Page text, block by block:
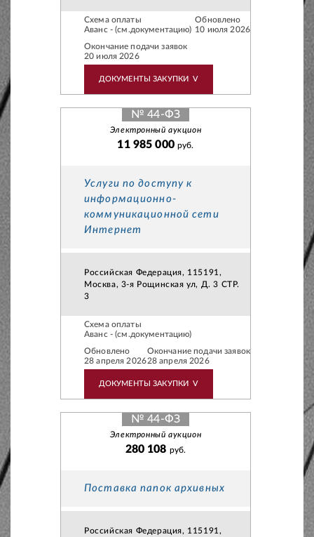
Схема оплаты
Аванс - (см.документацию)
Обновлено
10 июля 2026
Окончание подачи заявок
20 июля 2026
ДОКУМЕНТЫ ЗАКУПКИ V
№ 44-ФЗ
Электронный аукцион
11 985 000 руб.
Услуги по доступу к
информационно-
коммуникационной сети
Интернет
Российская Федерация, 115191,
Москва, 3-я Рощинская ул, Д. 3 СТР.
3
Схема оплаты
Аванс - (см.документацию)
Обновлено
28 апреля 2026
Окончание подачи заявок
28 апреля 2026
ДОКУМЕНТЫ ЗАКУПКИ V
№ 44-ФЗ
Электронный аукцион
280 108 руб.
Поставка папок архивных
Российская Федерация, 115191,